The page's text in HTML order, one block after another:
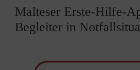
Malteser Erste-Hilfe-
Begleiter in